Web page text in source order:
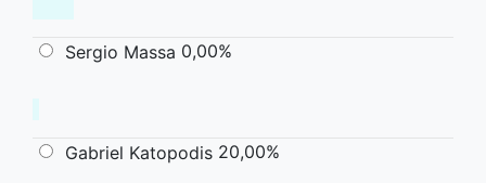
Sergio Massa 0,00%
Gabriel Katopodis 20,00%